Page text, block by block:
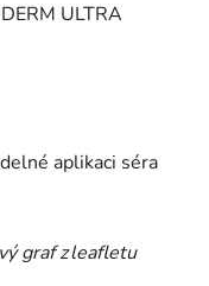
ULTRA
aplikaci séra
graf z leafletu